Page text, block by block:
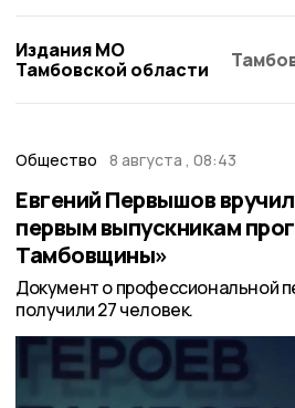
Издания МО
Тамбовской области
Общество 8 августа , 08:43
Евгений Первышов
первым выпускникам
Тамбовщины»
Документ о профессиональной
получили 27 человек.